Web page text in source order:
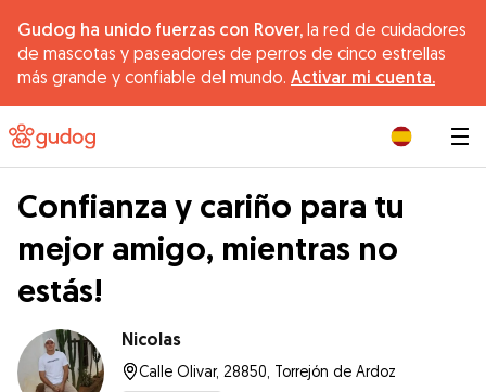
Gudog ha unido fuerzas con Rover, la red de cuidadores
de mascotas y paseadores de perros de cinco estrellas
más grande y confiable del mundo. Activar mi cuenta.
Confianza y cariño para tu
mejor amigo, mientras no
estás!
Nicolas
Calle Olivar, 28850, Torrejón de Ardoz